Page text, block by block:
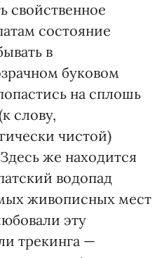
свойственное
состояние
в
буковом
на сплошь
слову,
чистой)
же находится
водопад
живописных мест
эту
трекинга —